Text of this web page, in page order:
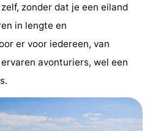
zonder dat je een eiland
in lengte en
er voor iedereen, van
avonturiers, wel een